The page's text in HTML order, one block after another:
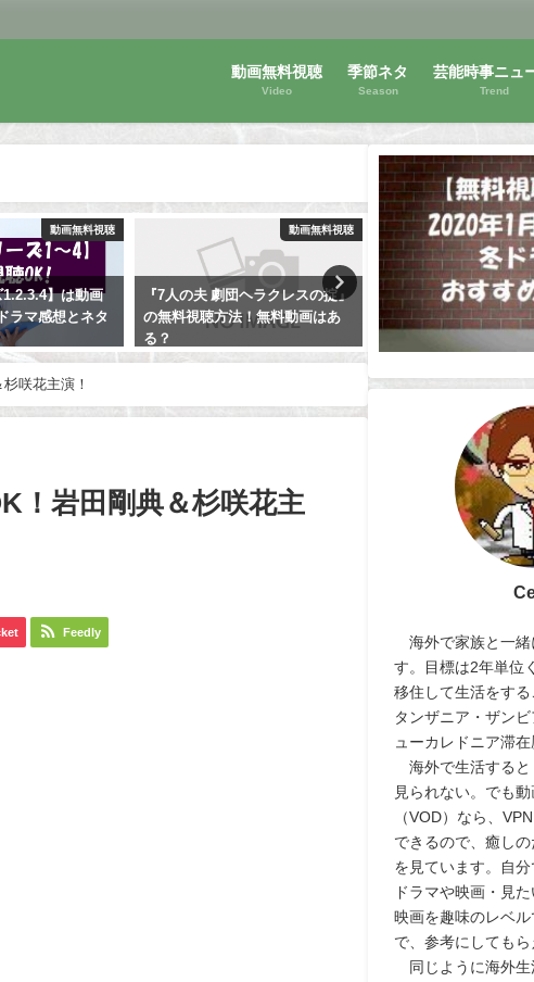
動画無料視聴
Video
季節ネタ
Season
芸能時事ニュ
Trend
動画無料視聴
1.2.3.4】は動画
ラマ感想とネタ
動画無料視聴
『7人の夫 劇団ヘラクレスの掟』
の無料視聴方法！無料動画はあ
る？
【帰ってきた時効警察
視聴！オダギリジョー
咲花主演！
！岩田剛典＆杉咲花主
Feedly
海外で家族と一緒
す。目標は2年単位
移住して生活をする
タンザニア・ザン
ューカレドニア滞在
海外で生活すると
見られない。でも
（VOD）なら、
できるので、癒し
を見ています。自
ドラマや映画・見
映画を趣味のレベ
で、参考にしてもら
同じように海外生